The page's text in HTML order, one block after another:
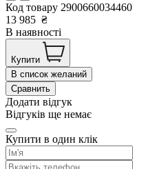
Код товару 2900660034460
13 985 ₴
В наявності
Купити
В список желаний
Сравнить
Додати відгук
Відгуків ще немає
Купити в один клік